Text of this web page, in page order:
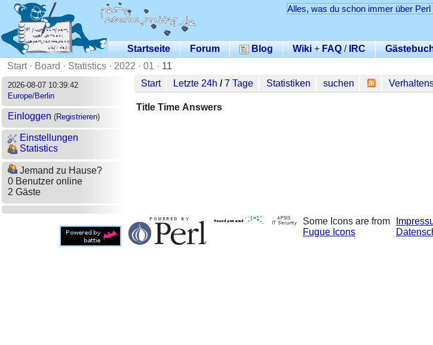
Alles, was du schon immer über
Startseite Forum Blog Wiki+ FAQ /IRC
Start· Board · Statistics · 2022 · 01 · 11
2026-08-07 10:39:42
Europe/Berlin
Einloggen (Registrieren)
Einstellungen
Statistics
Jemand zu Hause?
0 Benutzer online
2 Gäste
Start Letzte 24h /7 Tage Statistiken suchen
Title Time Answers
Some Icons are from
Fugue Icons